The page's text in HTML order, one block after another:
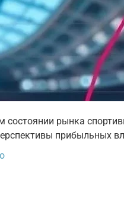
состоянии рынка
прибыльных